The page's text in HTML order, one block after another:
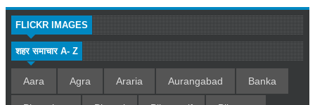
FLICKR IMAGES
शहर समाचार A- Z
Aara Agra Araria Aurangabad Banka